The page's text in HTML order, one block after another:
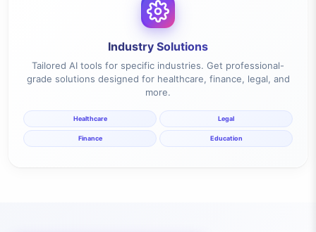
Industry Solutions
Tailored AI tools for specific industries. Get professional-
grade solutions designed for healthcare, finance, legal, and
more.
Healthcare Legal
Finance Education